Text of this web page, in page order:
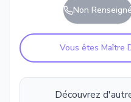
Non
Vous êtes Maître
Découvrez